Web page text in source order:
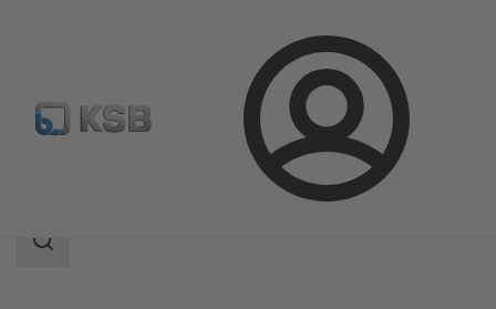
Connexion
Catalogue produits ECOLINE GTB 150-600
Champ